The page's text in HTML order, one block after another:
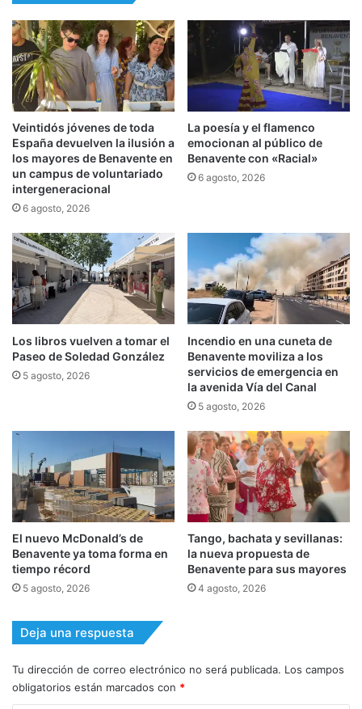
Veintidós jóvenes de toda
España devuelven la ilusión a
los mayores de Benavente en
un campus de voluntariado
intergeneracional
6 agosto, 2026
La poesía y el flamenco
emocionan al público de
Benavente con «Racial»
6 agosto, 2026
Los libros vuelven a tomar el
Paseo de Soledad González
5 agosto, 2026
Incendio en una cuneta de
Benavente moviliza a los
servicios de emergencia en
la avenida Vía del Canal
5 agosto, 2026
El nuevo McDonald’s de
Benavente ya toma forma en
tiempo récord
5 agosto, 2026
Tango, bachata y sevillanas:
la nueva propuesta de
Benavente para sus mayores
4 agosto, 2026
Deja una respuesta
Tu dirección de correo electrónico no será publicada. Los campos
obligatorios están marcados con *